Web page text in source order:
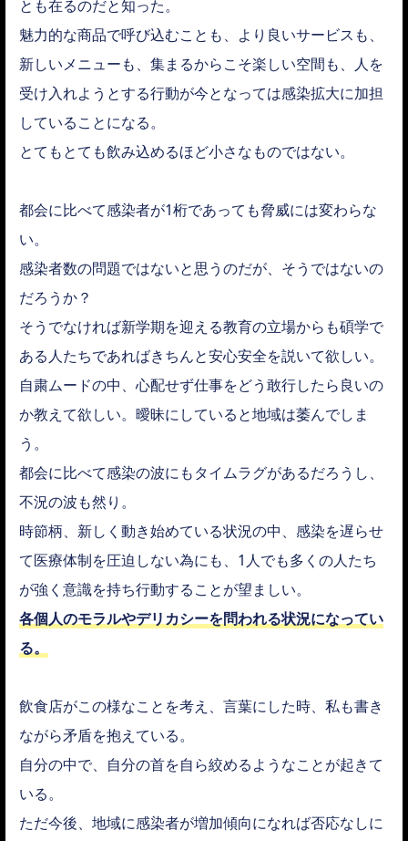
とも在るのだと知った。
魅力的な商品で呼び込むことも、より良いサービスも、
新しいメニューも、集まるからこそ楽しい空間も、人を
受け入れようとする行動が今となっては感染拡大に加担
していることになる。
とてもとても飲み込めるほど小さなものではない。
都会に比べて感染者が1桁であっても脅威には変わらな
い。
感染者数の問題ではないと思うのだが、そうではないの
だろうか？
そうでなければ新学期を迎える教育の立場からも碩学で
ある人たちであればきちんと安心安全を説いて欲しい。
自粛ムードの中、心配せず仕事をどう敢行したら良いの
か教えて欲しい。曖昧にしていると地域は萎んでしま
う。
都会に比べて感染の波にもタイムラグがあるだろうし、
不況の波も然り。
時節柄、新しく動き始めている状況の中、感染を遅らせ
て医療体制を圧迫しない為にも、1人でも多くの人たち
が強く意識を持ち行動することが望ましい。
各個人のモラルやデリカシーを問われる状況になってい
る。
飲食店がこの様なことを考え、言葉にした時、私も書き
ながら矛盾を抱えている。
自分の中で、自分の首を自ら絞めるようなことが起きて
いる。
ただ今後、地域に感染者が増加傾向になれば否応なしに